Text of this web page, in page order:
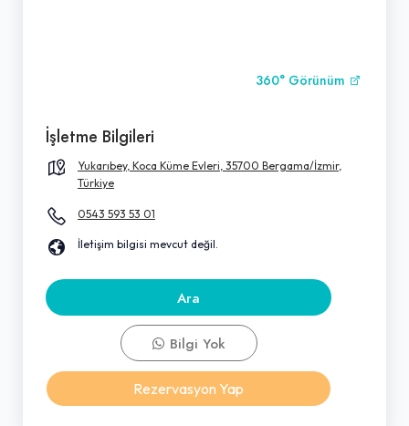
360° Görünüm
İşletme Bilgileri
Yukarıbey, Koca Küme Evleri, 35700 Bergama/İzmir,
Türkiye
0543 593 53 01
İletişim bilgisi mevcut değil.
Ara
Bilgi Yok
Rezervasyon Yap